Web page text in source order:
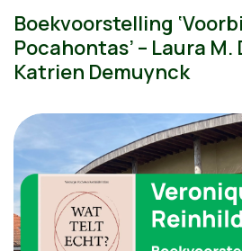
Boekvoorstelling
Pocahontas’ – Laura M.
Katrien Demuynck